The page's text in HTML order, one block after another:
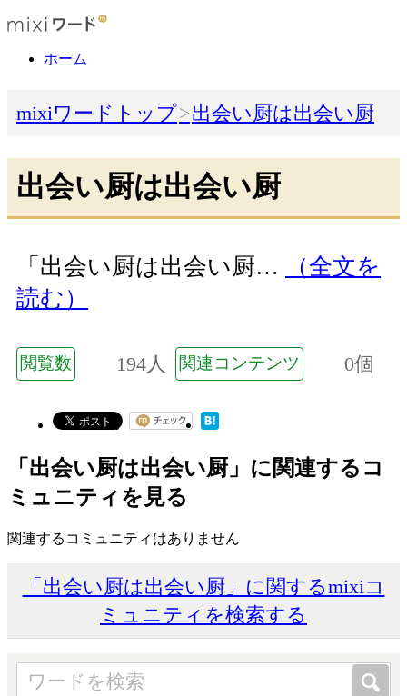
ホーム
mixiワードトップ 出会い厨は出会い厨
出会い厨は出会い厨
「出会い厨は出会い厨…
（全文を
読む）
閲覧数 194人 関連コンテンツ 0個
「出会い厨は出会い厨」に関連するコ
ミュニティを見る
関連するコミュニティはありません
「出会い厨は出会い厨」に関するmixiコ
ミュニティを検索する